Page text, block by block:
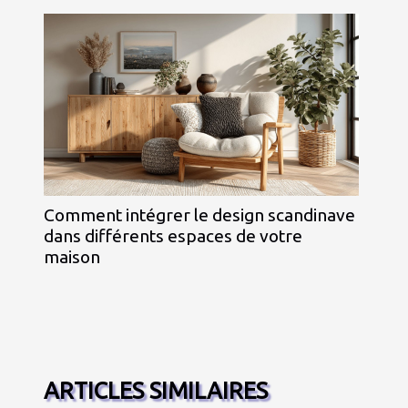
Comment intégrer le design scandinave
dans différents espaces de votre
maison
ARTICLES SIMILAIRES